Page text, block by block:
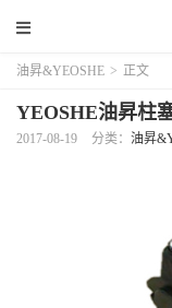
油昇&YEOSHE > 正文
YEOSHE油昇柱
2017-08-19 分类： 油昇